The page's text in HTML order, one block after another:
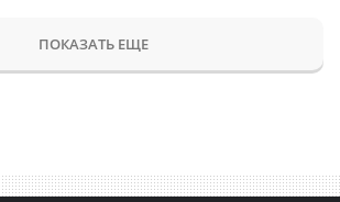
ПОКАЗАТЬ ЕЩЕ